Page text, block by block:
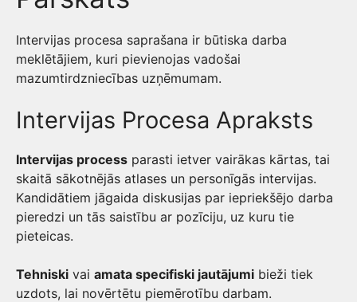
Intervijas procesa saprašana ir būtiska darba
meklētājiem, kuri pievienojas vadošai
mazumtirdzniecības uzņēmumam.
Intervijas Procesa Apraksts
Intervijas process parasti ietver vairākas kārtas, tai
skaitā sākotnējās atlases un personīgās intervijas.
Kandidātiem jāgaida diskusijas par iepriekšējo darba
pieredzi un tās saistību ar pozīciju, uz kuru tie
pieteicas.
Tehniski vai amata specifiski jautājumi bieži tiek
uzdots, lai novērtētu piemērotību darbam.